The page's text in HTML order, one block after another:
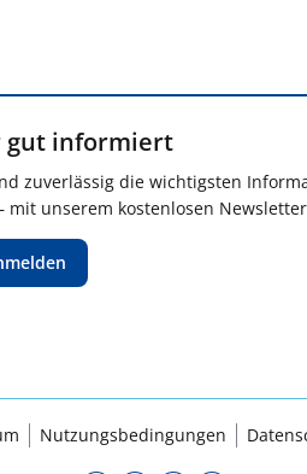
gut informiert
zuverlässig die wichtigsten
mit unserem kostenlosen
Nutzungsbedingungen